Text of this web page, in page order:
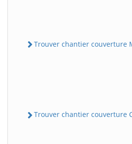
Trouver chantier couverture
Trouver chantier couverture